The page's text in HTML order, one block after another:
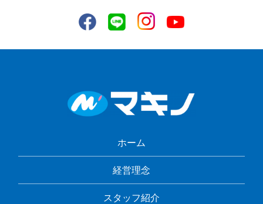
ホーム
経営理念
スタッフ紹介